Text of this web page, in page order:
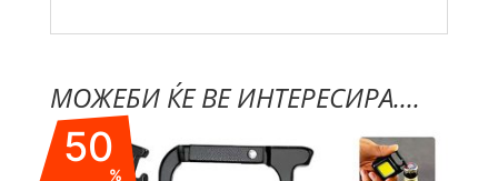
МОЖЕБИ ЌЕ ВЕ ИНТЕРЕСИРА....
50
%